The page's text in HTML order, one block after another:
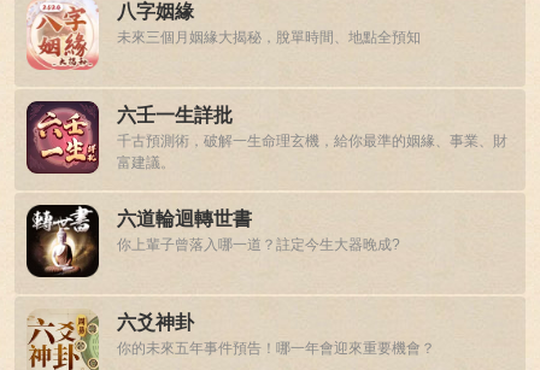
八字姻緣
未來三個月姻緣大揭秘，脫單時間、地點全預知
六壬一生詳批
千古預測術，破解一生命理玄機，給你最準的姻緣、事業、財
富建議。
六道輪迴轉世書
你上輩子曾落入哪一道？註定今生大器晚成?
六爻神卦
你的未來五年事件預告！哪一年會迎來重要機會？